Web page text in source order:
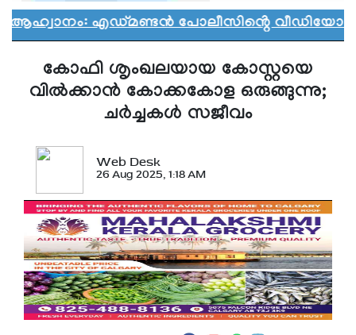
എഡ്മണ്ടൻ പോലീസിൻ്റെ വീഡിയോ
കോഫി ശൃംഖലയായ കോസ്റ്റയെ
വിൽക്കാൻ കോക്കകോള ഒരുങ്ങുന്നു;
ചർച്ചകൾ സജീവം
Web Desk
26 Aug 2025, 1:18 AM